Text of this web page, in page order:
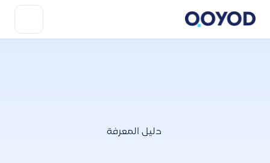
دليل المعرفة